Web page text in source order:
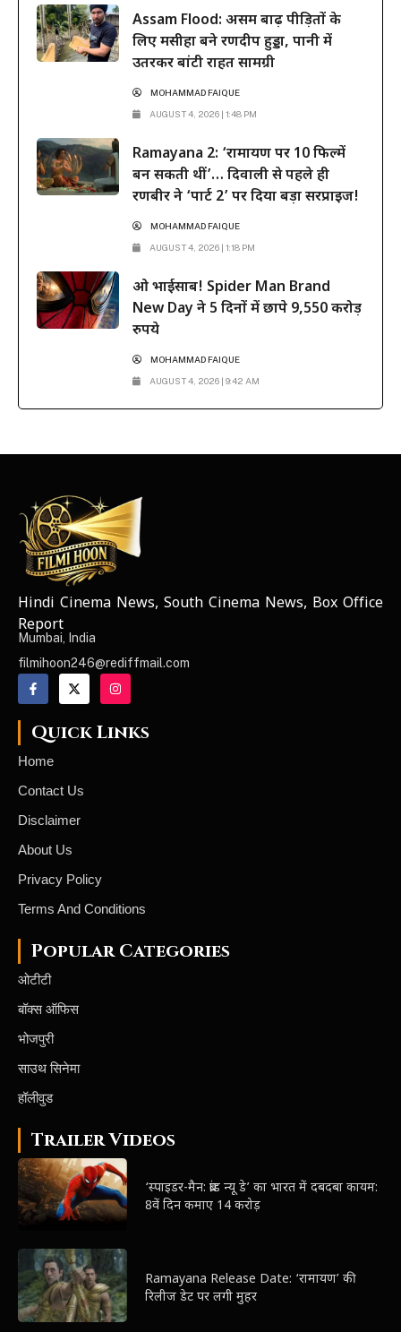
Assam Flood: असम बाढ़ पीड़ितों के
लिए मसीहा बने रणदीप हुड्डा, पानी में
उतरकर बांटी राहत सामग्री
MOHAMMAD FAIQUE
AUGUST 4, 2026 | 1:48 PM
Ramayana 2: ‘रामायण पर 10 फिल्में
बन सकती थीं’… दिवाली से पहले ही
रणबीर ने ‘पार्ट 2’ पर दिया बड़ा सरप्राइज!
MOHAMMAD FAIQUE
AUGUST 4, 2026 | 1:18 PM
ओ भाईसाब! Spider Man Brand
New Day ने 5 दिनों में छापे 9,550 करोड़
रुपये
MOHAMMAD FAIQUE
AUGUST 4, 2026 | 9:42 AM
NEWS ELEMENTOR
Hindi Cinema News, South Cinema News, Box Office
Report
Mumbai, India
filmihoon246@rediffmail.com
Quick Links
Home
Contact Us
Disclaimer
About Us
Privacy Policy
Terms And Conditions
Popular Categories
ओटीटी
बॉक्स ऑफिस
भोजपुरी
साउथ सिनेमा
हॉलीवुड
Trailer Videos
‘स्पाइडर-मैन: ब्रांड न्यू डे’ का भारत में दबदबा कायम:
8वें दिन कमाए 14 करोड़
Ramayana Release Date: ‘रामायण’ की
रिलीज डेट पर लगी मुहर